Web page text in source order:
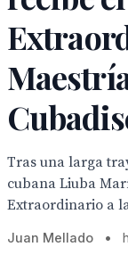
Tras una larga
cubana Liuba
Extraordinario a
Juan Mellado •